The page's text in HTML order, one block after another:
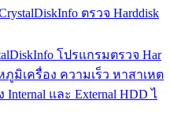
ตรวจ Harddisk
โปรแกรมตรวจ Har
มิเครื่อง ความเร็ว หาสาเหต
และ External HDD ไ